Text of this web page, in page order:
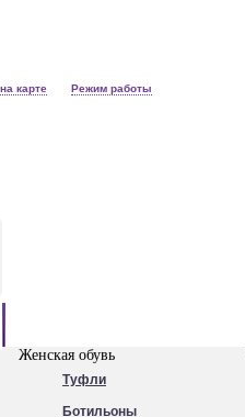
карте Режим работы
Женская обувь
Туфли
Ботильоны